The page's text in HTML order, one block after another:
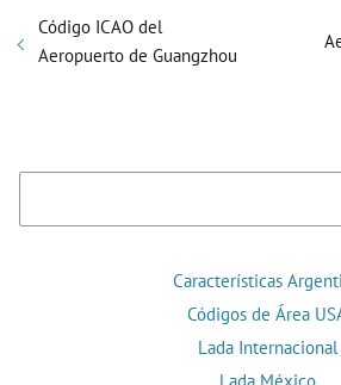
Código ICAO del
Aeropuerto de Guangzhou
Características
Códigos de Área
Lada Internacional